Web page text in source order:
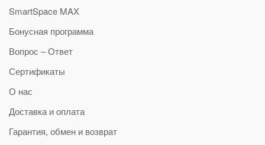
SmartSpace MAX
Бонусная программа
Вопрос – Ответ
Сертификаты
О нас
Доставка и оплата
Гарантия, обмен и возврат